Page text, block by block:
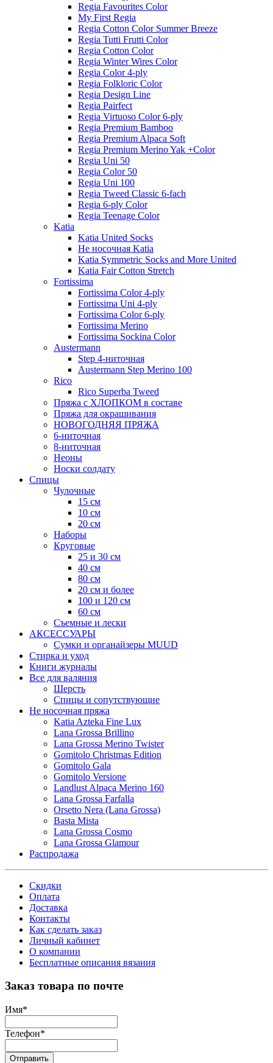
Regia Favourites Color
My First Regia
Regia Cotton Color Summer Breeze
Regia Tutti Frutti Color
Regia Cotton Color
Regia Winter Wires Color
Regia Color 4-ply
Regia Folkloric Color
Regia Design Line
Regia Pairfect
Regia Virtuoso Color 6-ply
Regia Premium Bamboo
Regia Premium Alpaca Soft
Regia Premium Merino Yak +Color
Regia Uni 50
Regia Color 50
Regia Uni 100
Regia Tweed Classic 6-fach
Regia 6-ply Color
Regia Teenage Color
Katia
Katia United Socks
Не носочная Katia
Katia Symmetric Socks and More United
Katia Fair Cotton Stretch
Fortissima
Fortissima Color 4-ply
Fortissima Uni 4-ply
Fortissima Color 6-ply
Fortissima Merino
Fortissima Sockina Color
Austermann
Step 4-ниточная
Austermann Step Merino 100
Rico
Rico Superba Tweed
Пряжа с ХЛОПКОМ в составе
Пряжа для окрашивания
НОВОГОДНЯЯ ПРЯЖА
6-ниточная
8-ниточная
Неоны
Носки солдату
Спицы
Чулочные
15 см
10 см
20 см
Наборы
Круговые
25 и 30 см
40 см
80 см
20 см и более
100 и 120 см
60 см
Съемные и лески
АКСЕССУАРЫ
Сумки и органайзеры MUUD
Стирка и уход
Книги журналы
Все для валяния
Шерсть
Спицы и сопутствующие
Не носочная пряжа
Katia Azteka Fine Lux
Lana Grossa Brillino
Lana Grossa Merino Twister
Gomitolo Christmas Edition
Gomitolo Gala
Gomitolo Versione
Landlust Alpaca Merino 160
Lana Grossa Farfalla
Orsetto Nera (Lana Grossa)
Basta Mista
Lana Grossa Cosmo
Lana Grossa Glamour
Распродажа
Скидки
Оплата
Доставка
Контакты
Как сделать заказ
Личный кабинет
О компании
Бесплатные описания вязания
Заказ товара по почте
Имя*
Телефон*
Отправить